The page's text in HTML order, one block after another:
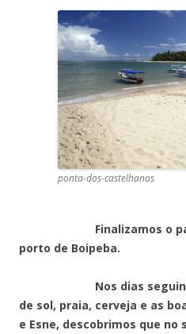
ponta-dos-castelhanos
Finalizamos o
porto de Boipeba.
Nos dias seguinte
de sol, praia, cerveja e as
e Esne, descobrimos que no